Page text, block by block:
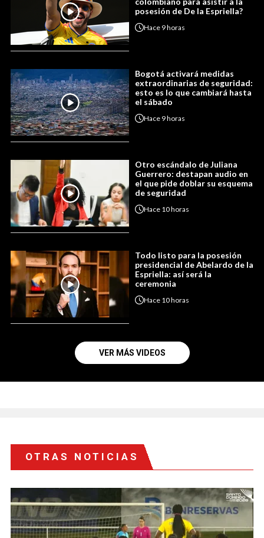
posesión de De la Espriella?
Hace 9 horas
Bogotá activará medidas
extraordinarias de seguridad:
esto es lo que cambiará hasta
el sábado
Hace 9 horas
Otro escándalo de Juliana
Guerrero: destapan audio en
el que pide doblar su esquema
de seguridad
Hace 10 horas
Todo listo para la posesión
presidencial de Abelardo de la
Espriella: así será la
ceremonia
Hace 10 horas
VER MÁS VIDEOS
OTRAS NOTICIAS